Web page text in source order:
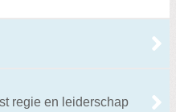
regie en leiderschap